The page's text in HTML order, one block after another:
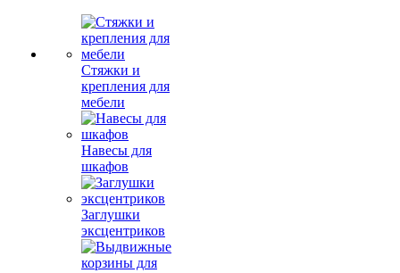
Стяжки и
крепления для
мебели
Навесы для
шкафов
Заглушки
эксцентриков